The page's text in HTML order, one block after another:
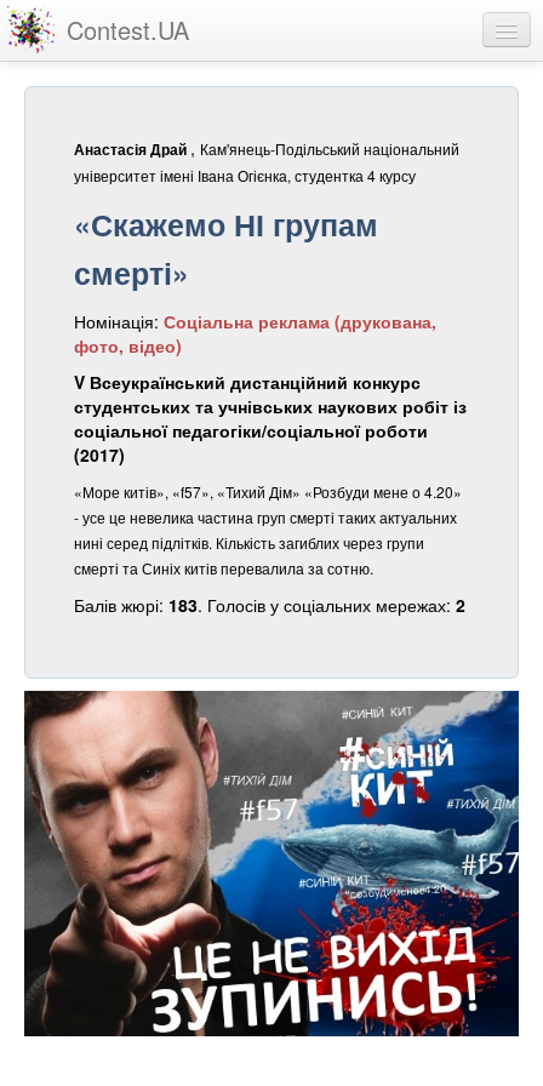
Contest.UA
Статистика
Про проект
реєстрація
Анастасія Драй , Кам'янець-Подільський національний
університет імені Івана Огієнка, студентка 4 курсу
«Скажемо НІ групам
смерті»
Номінація: Соціальна реклама (друкована,
фото, відео)
V Всеукраїнський дистанційний конкурс
студентських та учнівських наукових робіт із
соціальної педагогіки/соціальної роботи
(2017)
«Море китів», «f57», «Тихий Дім» «Розбуди мене о 4.20»
- усе це невелика частина груп смерті таких актуальних
нині серед підлітків. Кількість загиблих через групи
смерті та Синіх китів перевалила за сотню.
Балів жюрі: 183. Голосів у соціальних мережах: 2